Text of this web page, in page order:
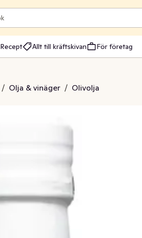
Recept Allt till kräftskivan För företag
/ Olja & vinäger / Olivolja